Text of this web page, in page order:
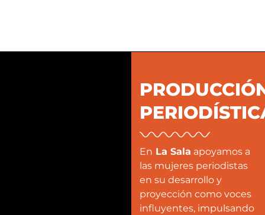
En La Sala apoyamos a
las mujeres periodistas
en su desarrollo y
proyección como voces
influyentes, impulsando